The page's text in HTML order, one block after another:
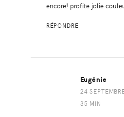
encore! profite jolie
RÉPONDRE
Eugénie
24
35 MIN